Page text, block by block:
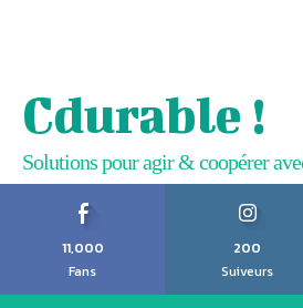
Cdurable !
Solutions pour agir & coopérer
11,000
Fans
200
Suiveurs